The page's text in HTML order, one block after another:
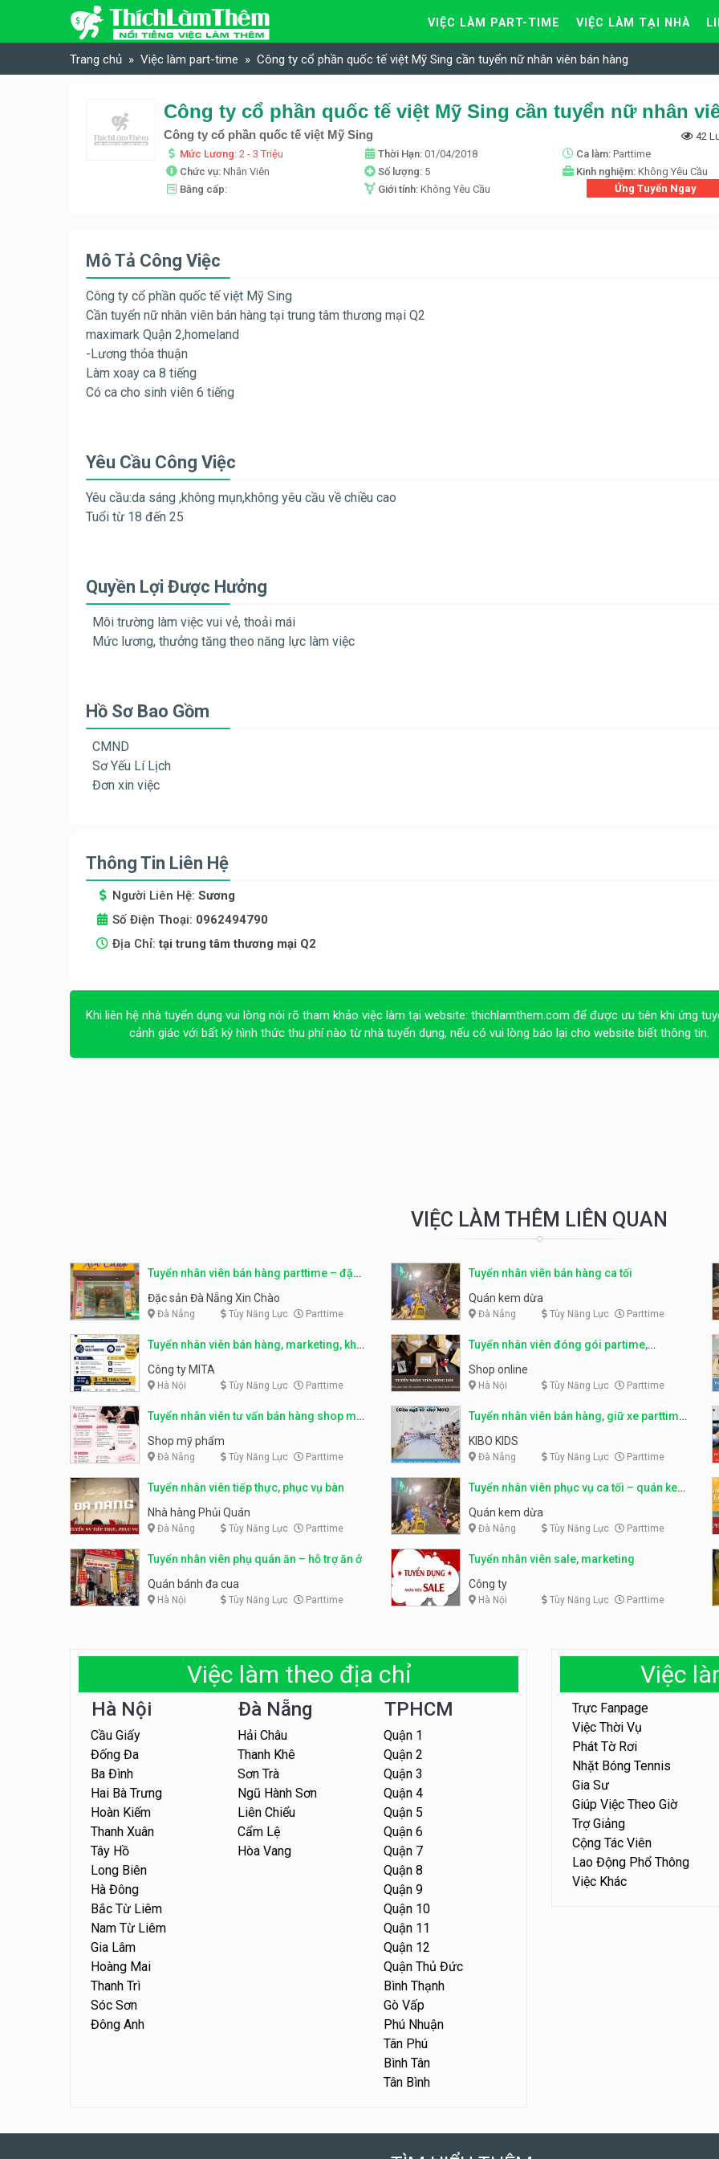
Skip to content
VIỆC LÀM PART-TIME VIỆC LÀM TẠI NHÀ
Trang chủ Việc làm part-time Công ty cổ phần quốc tế việt Mỹ Sing cần tuyển nữ nhân viên bán hàng
Công ty cổ phần quốc tế việt Mỹ Sing
42
Mức Lương: 2 - 3 Triệu Thời Hạn: 01/04/2018 Ca làm: Parttime
Chức vụ: Nhân Viên Số lượng: 5 Kinh nghiệm: Không Yêu Cầu
Bằng cấp:
Giới tính: Không Yêu Cầu Ứng Tuyển Ngay
Mô Tả Công Việc
Công ty cổ phần quốc tế việt Mỹ Sing
Cần tuyển nữ nhân viên bán hàng tại trung tâm thương mại Q2
maximark Quận 2,homeland
-Lương thỏa thuận
Làm xoay ca 8 tiếng
Có ca cho sinh viên 6 tiếng
Yêu Cầu Công Việc
Yêu cầu:da sáng ,không mụn,không yêu cầu về chiều cao
Tuổi từ 18 đến 25
Quyền Lợi Được Hưởng
Môi trường làm việc vui vẻ, thoải mái
Mức lương, thưởng tăng theo năng lực làm việc
Hồ Sơ Bao Gồm
CMND
Sơ Yếu Lí Lịch
Đơn xin việc
Thông Tin Liên Hệ
Người Liên Hệ: Sương
Số Điện Thoại: 0962494790
Địa Chỉ:tại trung tâm thương mại Q2
Khi liên hệ nhà tuyển dụng vui lòng nói rõ tham khảo việc làm tại website: thichlamthem.com để được ưu tiên khi ứng
cảnh giác với bất kỳ hình thức thu phí nào từ nhà tuyển dụng, nếu có vui lòng báo lại cho website biết thông tin.
VIỆC LÀM THÊM LIÊN QUAN
Tuyển nhân viên bán hàng parttime – đặc
sản Đà Nẵng
Đặc sản Đà Nẵng Xin Chào
Đà Nẵng Tùy Năng Lực Parttime
Tuyển nhân viên bán hàng ca tối
Quán kem dừa
Đà Nẵng Tùy Năng Lực Parttime
Tuyển nhân viên bán hàng, marketing, kho
– parttime, fulltime
Công ty MITA
Hà Nội Tùy Năng Lực Parttime
Tuyển nhân viên đóng gói partime,
fulltime
Shop online
Hà Nội Tùy Năng Lực Parttime
Tuyển nhân viên tư vấn bán hàng shop mỹ
phẩm
Shop mỹ phẩm
Đà Nẵng Tùy Năng Lực Parttime
Tuyển nhân viên bán hàng, giữ xe parttime
– Kibo Kid
KIBO KIDS
Đà Nẵng Tùy Năng Lực Parttime
Tuyển nhân viên tiếp thực, phục vụ bàn
Nhà hàng Phủi Quán
Đà Nẵng Tùy Năng Lực Parttime
Tuyển nhân viên phục vụ ca tối – quán kem
dừa
Quán kem dừa
Đà Nẵng Tùy Năng Lực Parttime
Tuyển nhân viên phụ quán ăn – hỗ trợ ăn ở
Quán bánh đa cua
Hà Nội Tùy Năng Lực Parttime
Tuyển nhân viên sale, marketing
Công ty
Hà Nội Tùy Năng Lực Parttime
Việc làm theo địa chỉ
Hà Nội
Cầu Giấy
Đống Đa
Ba Đình
Hai Bà Trưng
Hoàn Kiếm
Thanh Xuân
Tây Hồ
Long Biên
Hà Đông
Bắc Từ Liêm
Nam Từ Liêm
Gia Lâm
Hoàng Mai
Thanh Trì
Sóc Sơn
Đông Anh
Đà Nẵng
Hải Châu
Thanh Khê
Sơn Trà
Ngũ Hành Sơn
Liên Chiểu
Cẩm Lệ
Hòa Vang
TPHCM
Quận 1
Quận 2
Quận 3
Quận 4
Quận 5
Quận 6
Quận 7
Quận 8
Quận 9
Quận 10
Quận 11
Quận 12
Quận Thủ Đức
Bình Thạnh
Gò Vấp
Phú Nhuận
Tân Phú
Bình Tân
Tân Bình
Việc
Trực Fanpage
Việc Thời Vụ
Phát Tờ Rơi
Nhặt Bóng Tennis
Gia Sư
Giúp Việc Theo Giờ
Trợ Giảng
Cộng Tác Viên
Lao Động Phổ Thông
Việc Khác